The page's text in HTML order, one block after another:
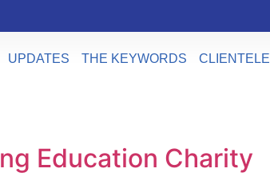
UPDATES THE KEYWORDS CLIENTELE
Education Charity